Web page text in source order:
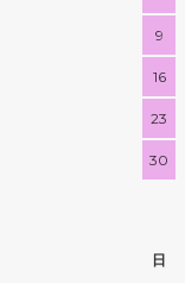
9
16
23
30
日